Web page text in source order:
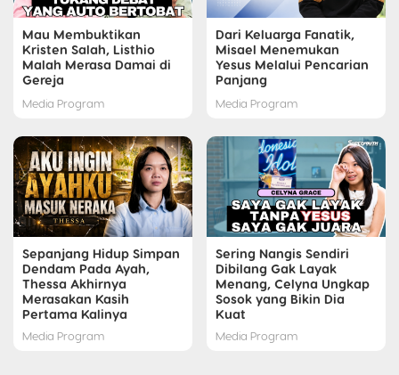
Mau Membuktikan
Kristen Salah, Listhio
Malah Merasa Damai di
Gereja
Media Program
Dari Keluarga Fanatik,
Misael Menemukan
Yesus Melalui Pencarian
Panjang
Media Program
Sepanjang Hidup Simpan
Dendam Pada Ayah,
Thessa Akhirnya
Merasakan Kasih
Pertama Kalinya
Media Program
Sering Nangis Sendiri
Dibilang Gak Layak
Menang, Celyna Ungkap
Sosok yang Bikin Dia
Kuat
Media Program